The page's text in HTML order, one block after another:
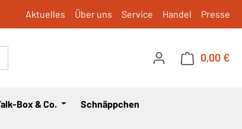
Aktuelles Über uns Service Handel Presse
0,00 €
Box & Co. Schnäppchen